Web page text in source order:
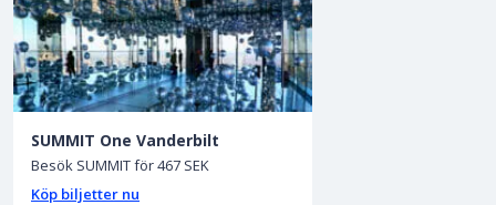
SUMMIT One Vanderbilt
Besök SUMMIT för 467 SEK
Köp biljetter nu